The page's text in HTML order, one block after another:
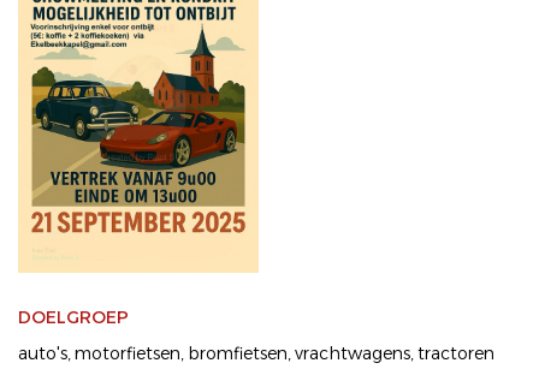
DOELGROEP
auto's motorfietsen bromfietsen vrachtwagens tractoren